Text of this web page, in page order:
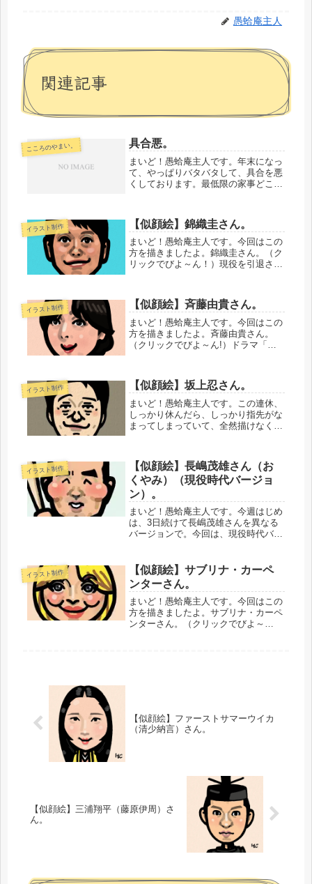
愚蛤庵主人
関連記事
こころのやまい。 具合悪。
まいど！愚蛤庵主人です。年末になっ
て、やっぱりバタバタして、具合を悪
くしております。最低限の家事どころ
のかなあ。うーん。なんというのか、
問題に直面したときに、回避すること
は...
イラスト制作 【似顔絵】錦織圭さん。
まいど！愚蛤庵主人です。今回はこの
方を描きましたよ。錦織圭さん。（ク
リックでびよ～ん！）現役を引退され
す。とはいえ、世界ランク４位までい
ったのはすばらしい！お疲れさまでし
た...
イラスト制作 【似顔絵】斉藤由貴さん。
まいど！愚蛤庵主人です。今回はこの
方を描きましたよ。斉藤由貴さん。
（クリックでびよ～ん!）ドラマ「夫
ね。ちょっと新鮮でし
た。・・・・・・・・・・精進を重ね
てゆきます。では、ま...
イラスト制作 【似顔絵】坂上忍さん。
まいど！愚蛤庵主人です。この連休、
しっかり休んだら、しっかり指先がな
まってしまっていて、全然描けなくな
ねば～！まあけど、休むべきときは休
んだほうがええと思います。なにも好
ん...
イラスト制作
【似顔絵】長嶋茂雄さん（お
くやみ）（現役時代バージョ
ン）。
まいど！愚蛤庵主人です。今週はじめ
は、3日続けて長嶋茂雄さんを異なる
バージョンで。今回は、現役時代バー
おなじみ「インスタ似顔絵コンテス
ト」のお題になってたので、さらに追
加で...
イラスト制作
【似顔絵】サブリナ・カーペ
ンターさん。
まいど！愚蛤庵主人です。今回はこの
方を描きましたよ。サブリナ・カーペ
ンターさん。（クリックでびよ～
【似顔絵】ファーストサマーウイカ
（清少納言）さん。
【似顔絵】三浦翔平（藤原伊周）さ
ん。